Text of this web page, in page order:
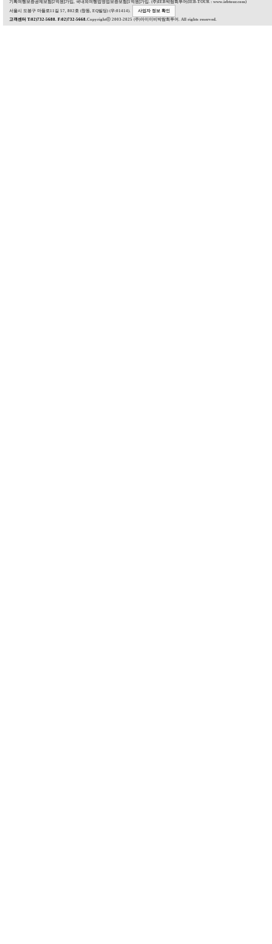
기획여행보증공제보험[2억원]가입, 국내외여행업영업보증보험[1억원]가입. (주)IEB박람회투어(IEB-TOUR : www.iebtour.com)
서울시 도봉구 마들로11길 57, 802호 (창동, EQ빌딩) (우:01414).
사업자 정보 확인
고객센터 T:02)732-5688. F:02)732-5668.Copyrightⓒ 2003-2025 (주)아이이비박람회투어. All rights reserved.